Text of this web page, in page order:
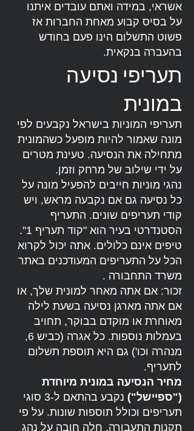
אשראי, במידה ואתם עובדים איתנו
על בסיס קבוע מאחת החברות אז
פשוט התשלום הינו פעם בחודש
בהעברה בנקאית.
תעריפי נסיעה
במונית
תעריפי המוניות בישראל נקבעים לפי
מונה שאמור להיות מופעל כשהמונית
מתחילה את הנסיעה. טעינת מטרים
על ידי שילוב של מרחק וזמן.
נהגי מוניות חייבים להפעיל מונה על
כל נסיעה גם אם נקבעה מראש, ויש
קודי תעריפים שונים. התעריף
הסטנדרטי בעיר הוא "קוד תעריף 1".
טיפים אינם כלולים. אתה יכול לקרוא
הכל על התעריפים המעודכנים באתר
משרד התחבורה .
זכור: אם אתה מאחר למונית שלך, או
אם אתה מארגן נסיעה בשעת לילה
מאוחרת או מוקדם בבוקר, תחויב
בעמלות נוספות. כל אגרה (כביש 6,
מנהרה וכו') גם היא תוספת תשלום
לתעריף.
מחיר הנסיעה במונית מיוחדת
("ספיישל")
נקבע בהתאם ל-3 סוגי
תעריפים וכולל תוספות שונות. על פי
תקנות התעבורה, חלה חובה על נהג